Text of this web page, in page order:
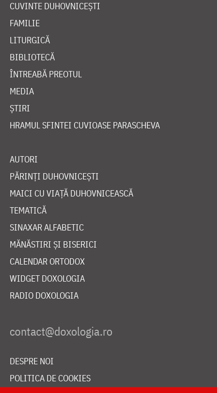
CUVINTE DUHOVNICEȘTI
FAMILIE
LITURGICĂ
BIBLIOTECĂ
ÎNTREABĂ PREOTUL
MEDIA
ȘTIRI
HRAMUL SFINTEI CUVIOASE PARASCHEVA
AUTORI
PĂRINȚI DUHOVNICEȘTI
MAICI CU VIAȚĂ DUHOVNICEASCĂ
TEMATICĂ
SINAXAR ALFABETIC
MĂNĂSTIRI ȘI BISERICI
CALENDAR ORTODOX
WIDGET DOXOLOGIA
RADIO DOXOLOGIA
DESPRE NOI
POLITICA DE COOKIES